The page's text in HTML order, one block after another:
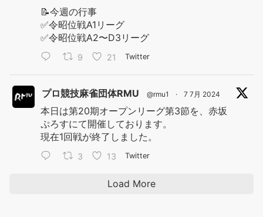
📝今週の行事
✅令昭位戦A1リーグ
✅令昭位戦A2〜D3リーグ
9 21 Twitter
プロ競技麻雀団体RMU @rmu1 · 7 7月 2024
本日は第20期オープンリーグ第3節を、赤坂
ぷろすにて開催しております。
現在1回戦が終了しました。
3 13 Twitter
Load More